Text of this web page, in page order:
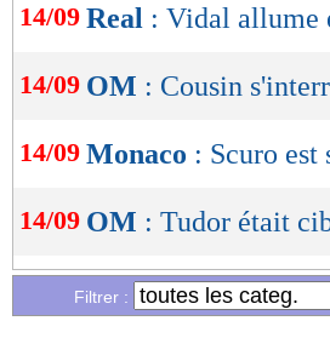
14/09 Real : Vidal allume
14/09 OM : Cousin
14/09 Monaco : Scuro est
14/09 OM : Tudor était
14/09 PSG: le message
Filtrer :